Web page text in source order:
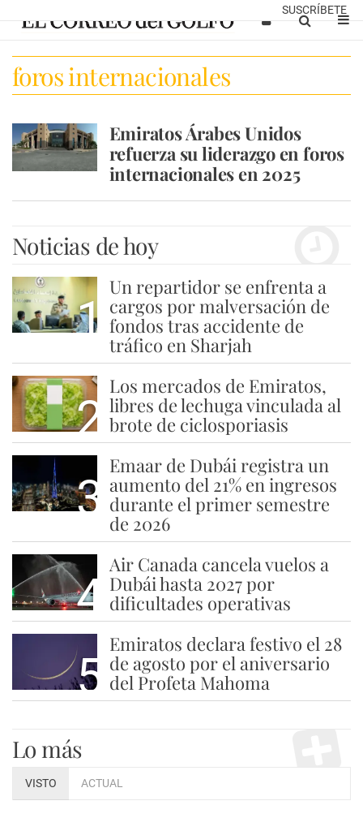
SUSCRÍBETE
foros internacionales
Emiratos Árabes Unidos
refuerza su liderazgo en foros
internacionales en 2025
Noticias de hoy
1
Un repartidor se enfrenta a
cargos por malversación de
fondos tras accidente de
tráfico en Sharjah
2
Los mercados de Emiratos,
libres de lechuga vinculada al
brote de ciclosporiasis
3
Emaar de Dubái registra un
aumento del 21% en ingresos
durante el primer semestre
de 2026
4
Air Canada cancela vuelos a
Dubái hasta 2027 por
dificultades operativas
5
Emiratos declara festivo el 28
de agosto por el aniversario
del Profeta Mahoma
Lo más
VISTO ACTUAL